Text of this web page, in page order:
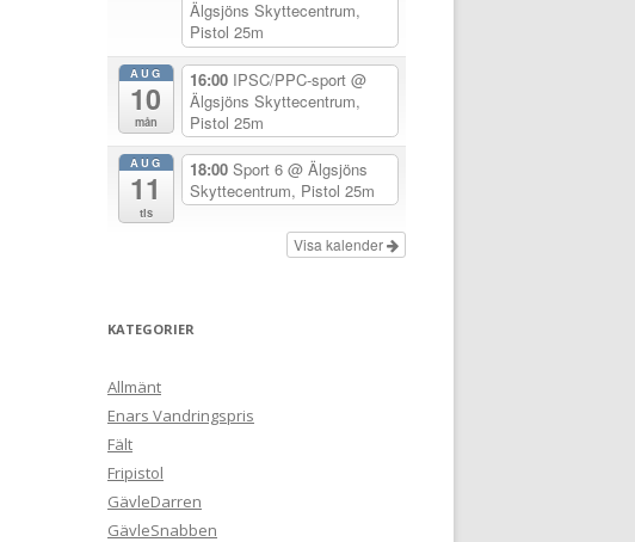
Älgsjöns Skyttecentrum,
Pistol 25m
AUG
10
mån
16:00 IPSC/PPC-sport @
Älgsjöns Skyttecentrum,
Pistol 25m
AUG
11
tis
18:00 Sport 6 @ Älgsjöns
Skyttecentrum, Pistol 25m
Visa kalender
KATEGORIER
Allmänt
Enars Vandringspris
Fält
Fripistol
GävleDarren
GävleSnabben